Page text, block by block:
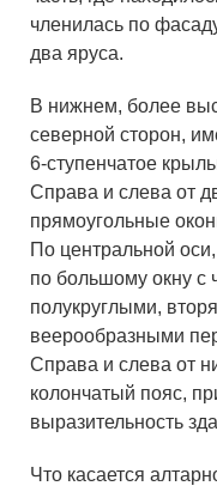
членилась по
два яруса.
В нижнем, более
северной сторон,
6-ступенчатое
Справа и слева от
прямоугольные
По центральной
по большому окну с
полукруглыми,
веерообразными
Справа и слева от
колончатый пояс,
выразительность
Что касается